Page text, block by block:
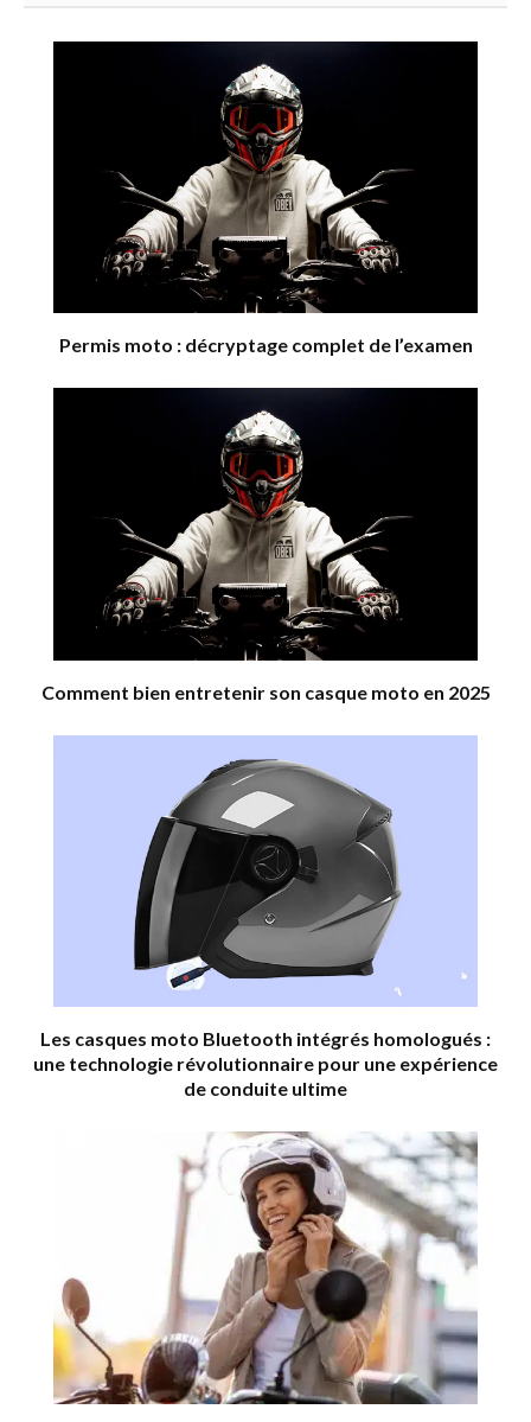
Permis moto : décryptage complet de l’examen
Comment bien entretenir son casque moto en 2025
Les casques moto Bluetooth intégrés homologués :
une technologie révolutionnaire pour une expérience
de conduite ultime